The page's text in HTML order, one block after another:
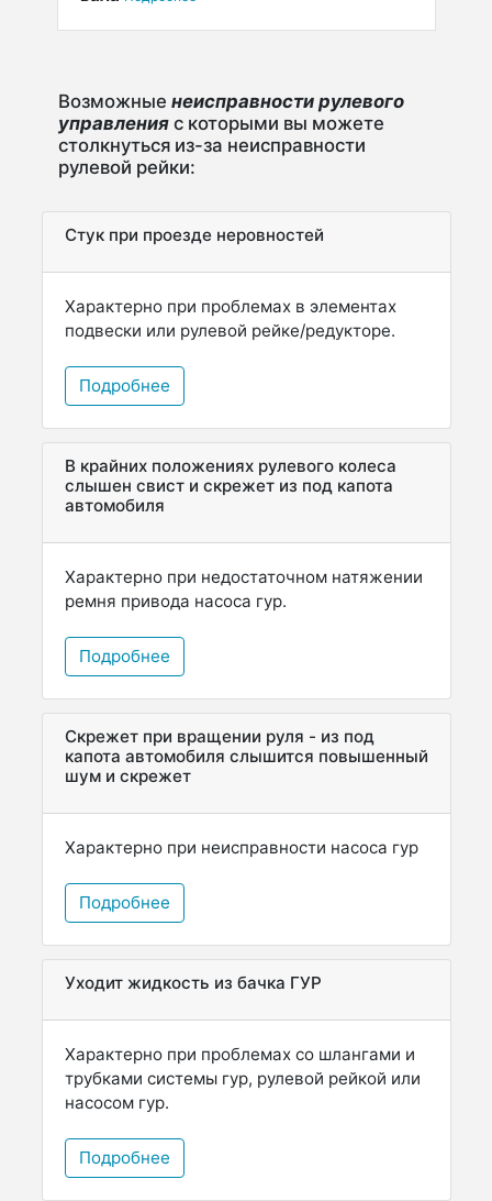
Возможные неисправности рулевого
управленияс которыми вы можете
столкнуться из-за неисправности
рулевой рейки:
Стук при проезде неровностей
Характерно при проблемах в элементах
подвески или рулевой рейке/редукторе.
Подробнее
В крайних положениях рулевого колеса
слышен свист и скрежет из под капота
автомобиля
Характерно при недостаточном натяжении
ремня привода насоса гур.
Подробнее
Скрежет при вращении руля - из под
капота автомобиля слышится повышенный
шум и скрежет
Характерно при неисправности насоса гур
Подробнее
Уходит жидкость из бачка ГУР
Характерно при проблемах со шлангами и
трубками системы гур, рулевой рейкой или
насосом гур.
Подробнее